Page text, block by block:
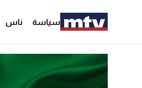
سياسة ناس